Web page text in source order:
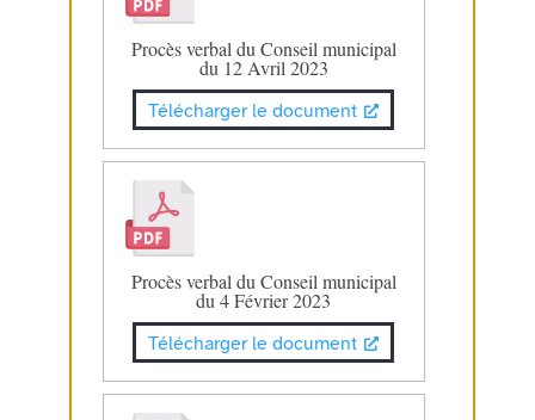
Procès verbal du Conseil municipal
du 12 Avril 2023
Télécharger le document
Procès verbal du Conseil municipal
du 4 Février 2023
Télécharger le document